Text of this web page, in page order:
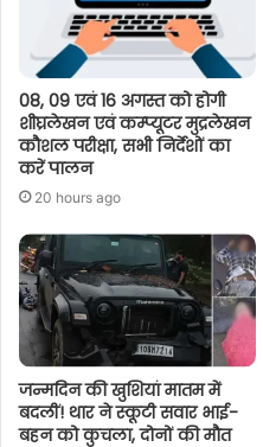
08, 09 एवं 16 अगस्त को होगी
शीघ्रलेखन एवं कम्प्यूटर मुद्रलेखन
कौशल परीक्षा, सभी निर्देशों का
करें पालन
20 hours ago
जन्मदिन की खुशियां मातम में
बदलीं! थार ने स्कूटी सवार भाई-
बहन को कुचला, दोनों की मौत